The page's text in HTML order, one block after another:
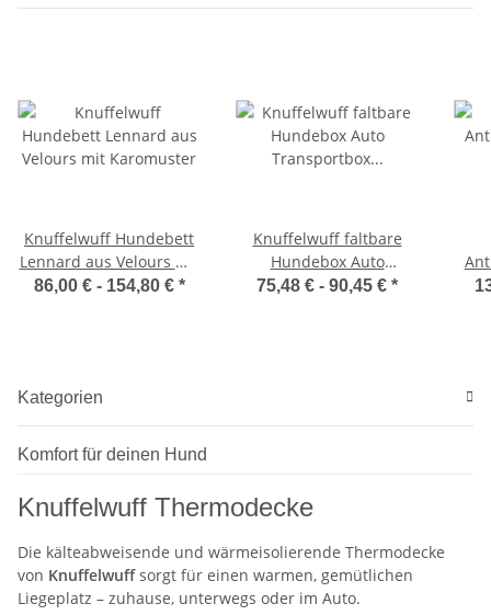
Knuffelwuff Hundebett
Lennard aus Velours mit
Karomuster
86,00 € - 154,80 € *
Knuffelwuff faltbare
Hundebox Auto
Transportbox Alverstone
75,48 € - 90,45 € *
Kategorien
Komfort für deinen Hund
Knuffelwuff Thermodecke
Die kälteabweisende und wärmeisolierende Thermodecke
von Knuffelwuffsorgt für einen warmen, gemütlichen
Liegeplatz – zuhause, unterwegs oder im Auto.